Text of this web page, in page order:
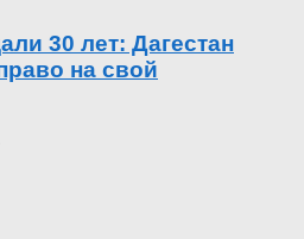
30 лет: Дагестан
на свой